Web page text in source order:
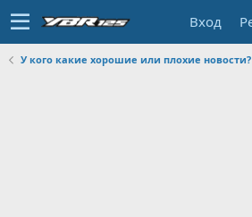
Вход
У кого какие хорошие или плохие новости?